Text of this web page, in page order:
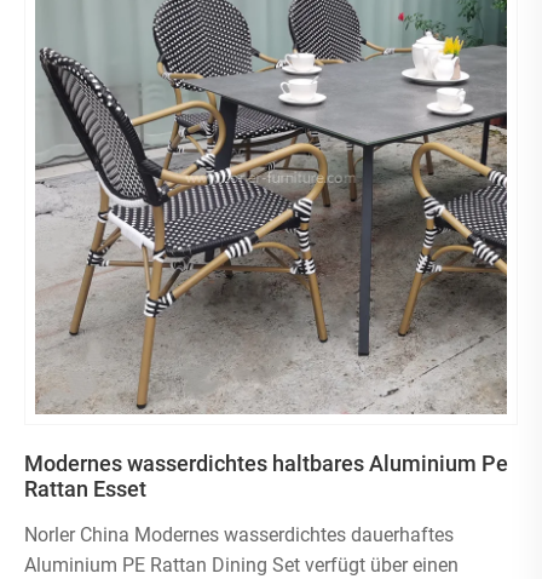
Modernes wasserdichtes haltbares Aluminium Pe
Rattan Esset
Norler China Modernes wasserdichtes dauerhaftes
Aluminium PE Rattan Dining Set verfügt über einen